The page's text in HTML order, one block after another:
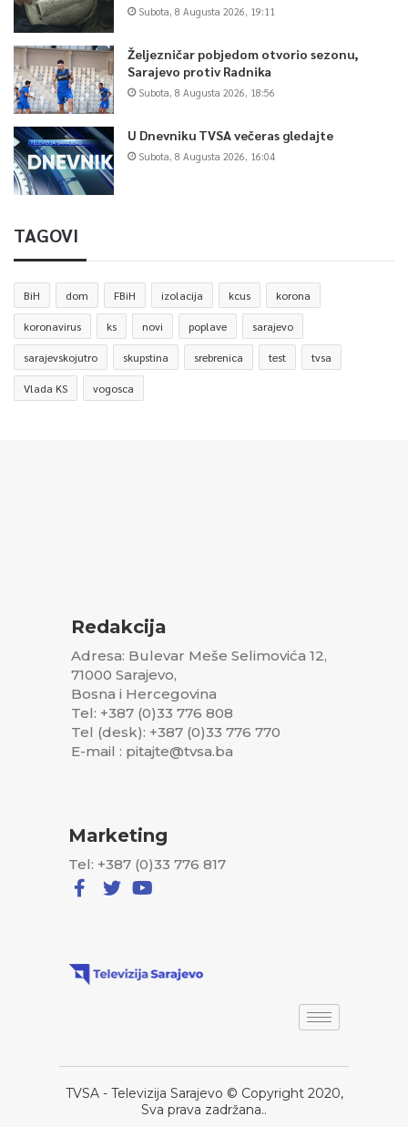
Subota, 8 Augusta 2026, 19:11
Željezničar pobjedom otvorio sezonu,
Sarajevo protiv Radnika
Subota, 8 Augusta 2026, 18:56
U Dnevniku TVSA večeras gledajte
Subota, 8 Augusta 2026, 16:04
TAGOVI
BiH dom FBiH izolacija kcus korona
koronavirus ks novi poplave sarajevo
sarajevskojutro skupstina srebrenica test tvsa
Vlada KS vogosca
Redakcija
Adresa: Bulevar Meše Selimovića 12,
71000 Sarajevo,
Bosna i Hercegovina
Tel: +387 (0)33 776 808
Tel (desk): +387 (0)33 776 770
E-mail : pitajte@tvsa.ba
Marketing
Tel: +387 (0)33 776 817
TVSA - Televizija Sarajevo © Copyright 2020,
Sva prava zadržana..